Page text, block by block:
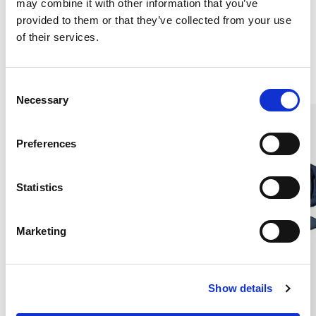
may combine it with other information that you’ve
provided to them or that they’ve collected from your use
of their services.
Necessary
Preferences
Statistics
Marketing
Show details
1 200 kr 1 200 kr